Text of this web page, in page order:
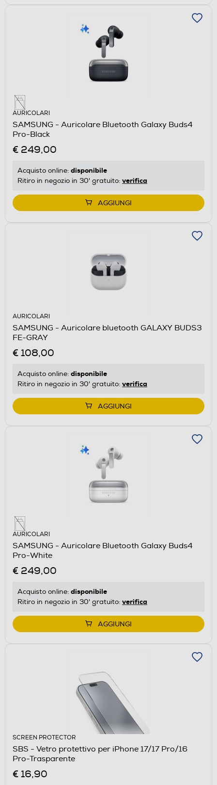
AURICOLARI
SAMSUNG - Auricolare Bluetooth Galaxy Buds4
Pro-Black
€ 249,00
Acquisto online: disponibile
Ritiro in negozio in 30' gratuito: verifica
AGGIUNGI
AURICOLARI
SAMSUNG - Auricolare bluetooth GALAXY BUDS3
FE-GRAY
€ 108,00
Acquisto online: disponibile
Ritiro in negozio in 30' gratuito: verifica
AGGIUNGI
AURICOLARI
SAMSUNG - Auricolare Bluetooth Galaxy Buds4
Pro-White
€ 249,00
Acquisto online: disponibile
Ritiro in negozio in 30' gratuito: verifica
AGGIUNGI
SCREEN PROTECTOR
SBS - Vetro protettivo per iPhone 17/17 Pro/16
Pro-Trasparente
€ 16,90